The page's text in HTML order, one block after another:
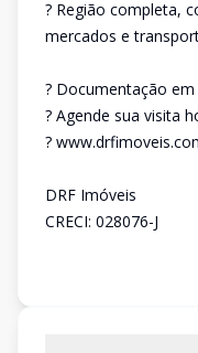
? Região completa,
mercados e
? Documentação
? Agende sua visita
?
DRF Imóveis
CRECI: 028076-J